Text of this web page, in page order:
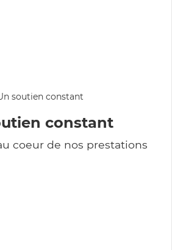
constant
coeur de nos prestations